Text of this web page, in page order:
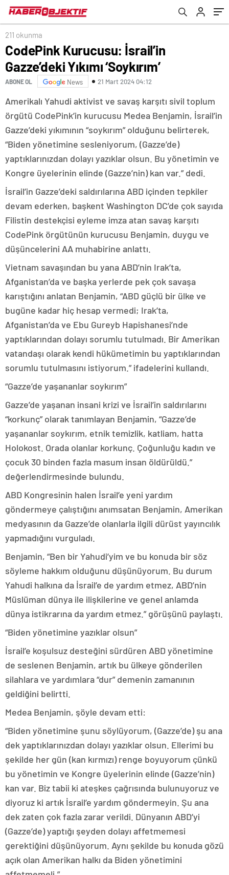
211 okunma
CodePink Kurucusu: İsrail’in
Gazze’deki Yıkımı ‘Soykırım’
ABONE OL News 21 Mart 2024 04:12
Amerikalı Yahudi aktivist ve savaş karşıtı sivil toplum
örgütü CodePink’in kurucusu Medea Benjamin, İsrail’in
Gazze’deki yıkımının “soykırım” olduğunu belirterek,
“Biden yönetimine sesleniyorum, (Gazze’de)
yaptıklarınızdan dolayı yazıklar olsun. Bu yönetimin ve
Kongre üyelerinin elinde (Gazze’nin) kan var.” dedi.
İsrail’in Gazze’deki saldırılarına ABD içinden tepkiler
devam ederken, başkent Washington DC’de çok sayıda
Filistin destekçisi eyleme imza atan savaş karşıtı
CodePink örgütünün kurucusu Benjamin, duygu ve
düşüncelerini AA muhabirine anlattı.
Vietnam savaşından bu yana ABD’nin Irak’ta,
Afganistan’da ve başka yerlerde pek çok savaşa
karıştığını anlatan Benjamin, “ABD güçlü bir ülke ve
bugüne kadar hiç hesap vermedi; Irak’ta,
Afganistan’da ve Ebu Gureyb Hapishanesi’nde
yaptıklarından dolayı sorumlu tutulmadı. Bir Amerikan
vatandaşı olarak kendi hükümetimin bu yaptıklarından
sorumlu tutulmasını istiyorum.” ifadelerini kullandı.
“Gazze’de yaşananlar soykırım”
Gazze’de yaşanan insani krizi ve İsrail’in saldırılarını
“korkunç” olarak tanımlayan Benjamin, “Gazze’de
yaşananlar soykırım, etnik temizlik, katliam, hatta
Holokost. Orada olanlar korkunç. Çoğunluğu kadın ve
çocuk 30 binden fazla masum insan öldürüldü.”
değerlendirmesinde bulundu.
ABD Kongresinin halen İsrail’e yeni yardım
göndermeye çalıştığını anımsatan Benjamin, Amerikan
medyasının da Gazze’de olanlarla ilgili dürüst yayıncılık
yapmadığını vurguladı.
Benjamin, “Ben bir Yahudi’yim ve bu konuda bir söz
söyleme hakkım olduğunu düşünüyorum. Bu durum
Yahudi halkına da İsrail’e de yardım etmez, ABD’nin
Müslüman dünya ile ilişkilerine ve genel anlamda
dünya istikrarına da yardım etmez.” görüşünü paylaştı.
“Biden yönetimine yazıklar olsun”
İsrail’e koşulsuz desteğini sürdüren ABD yönetimine
de seslenen Benjamin, artık bu ülkeye gönderilen
silahlara ve yardımlara “dur” demenin zamanının
geldiğini belirtti.
Medea Benjamin, şöyle devam etti:
“Biden yönetimine şunu söylüyorum, (Gazze’de) şu ana
dek yaptıklarınızdan dolayı yazıklar olsun. Ellerimi bu
şekilde her gün (kan kırmızı) renge boyuyorum çünkü
bu yönetimin ve Kongre üyelerinin elinde (Gazze’nin)
kan var. Biz tabii ki ateşkes çağrısında bulunuyoruz ve
diyoruz ki artık İsrail’e yardım göndermeyin. Şu ana
dek zaten çok fazla zarar verildi. Dünyanın ABD’yi
(Gazze’de) yaptığı şeyden dolayı affetmemesi
gerektiğini düşünüyorum. Aynı şekilde bu konuda gözü
açık olan Amerikan halkı da Biden yönetimini